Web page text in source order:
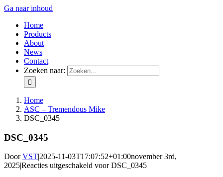
Ga naar inhoud
Home
Products
About
News
Contact
Zoeken naar:
Home
ASC – Tremendous Mike
DSC_0345
DSC_0345
DoorVST|2025-11-03T17:07:52+01:00november 3rd,
2025|Reacties uitgeschakeld voor DSC_0345